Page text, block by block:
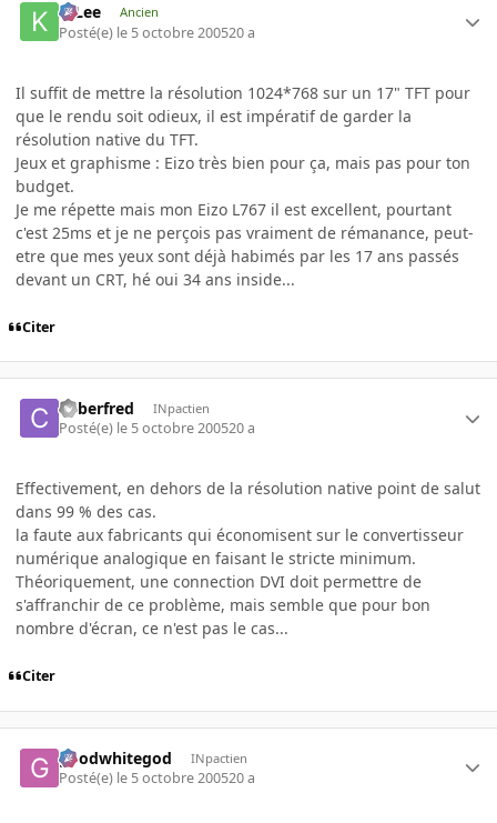
K-Lee Ancien
Posté(e) le 5 octobre 200520 a
Il suffit de mettre la résolution 1024*768 sur un 17" TFT pour
que le rendu soit odieux, il est impératif de garder la
résolution native du TFT.
Jeux et graphisme : Eizo très bien pour ça, mais pas pour ton
budget.
Je me répette mais mon Eizo L767 il est excellent, pourtant
c'est 25ms et je ne perçois pas vraiment de rémanance, peut-
etre que mes yeux sont déjà habimés par les 17 ans passés
devant un CRT, hé oui 34 ans inside...
Citer
Cyberfred INpactien
Posté(e) le 5 octobre 200520 a
Effectivement, en dehors de la résolution native point de salut
dans 99 % des cas.
la faute aux fabricants qui économisent sur le convertisseur
numérique analogique en faisant le stricte minimum.
Théoriquement, une connection DVI doit permettre de
s'affranchir de ce problème, mais semble que pour bon
nombre d'écran, ce n'est pas le cas...
Citer
goodwhitegod INpactien
Posté(e) le 5 octobre 200520 a